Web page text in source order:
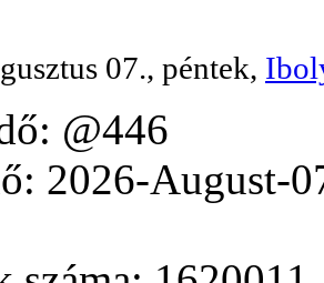
07., péntek,
@446
2026-August-